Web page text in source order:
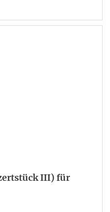
III) für